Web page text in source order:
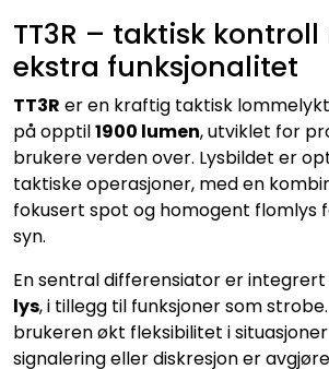
TT3R – taktisk kontroll
ekstra funksjonalitet
TT3R er en kraftig taktisk
på opptil1900 lumen, utviklet for
brukere verden over. Lysbildet er
taktiske operasjoner, med en
fokusert spot og homogent flomlys
syn.
En sentral differensiator er integrert
lys, i tillegg til funksjoner som
brukeren økt fleksibilitet i
signalering eller diskresjon er